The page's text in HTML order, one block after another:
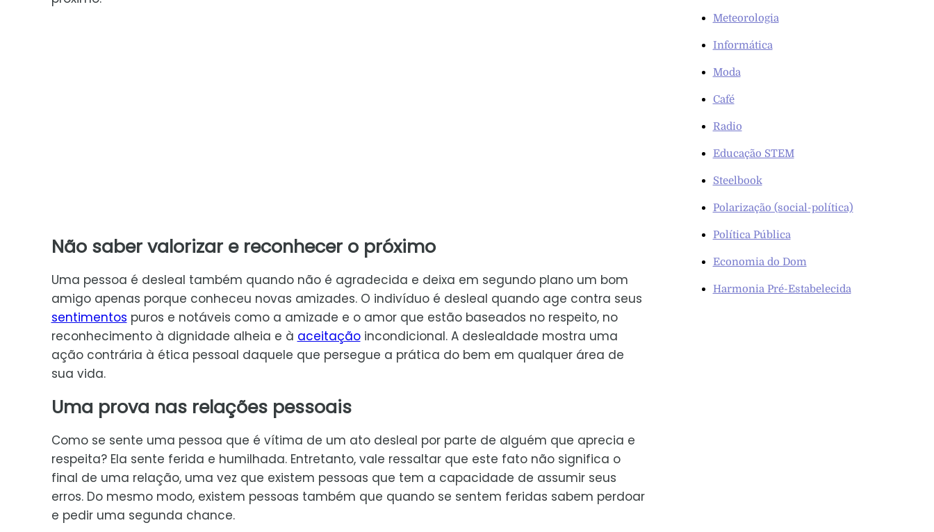
Não saber valorizar e reconhecer o próximo
Uma pessoa é desleal também quando não é agradecida e deixa em segundo plano um bom
amigo apenas porque conheceu novas amizades. O indivíduo é desleal quando age contra seus
sentimentos puros e notáveis como a amizade e o amor que estão baseados no respeito, no
reconhecimento à dignidade alheia e à aceitaçãoincondicional. A deslealdade mostra uma
ação contrária à ética pessoal daquele que persegue a prática do bem em qualquer área de
sua vida.
Uma prova nas relações pessoais
Como se sente uma pessoa que é vítima de um ato desleal por parte de alguém que aprecia e
respeita? Ela sente ferida e humilhada. Entretanto, vale ressaltar que este fato não significa o
final de uma relação, uma vez que existem pessoas que tem a capacidade de assumir seus
erros. Do mesmo modo, existem pessoas também que quando se sentem feridas sabem perdoar
e pedir uma segunda chance.
Meteorologia
Informática
Moda
Café
Radio
Educação STEM
Steelbook
Polarização (social-política)
Política Pública
Economia do Dom
Harmonia Pré-Estabelecida